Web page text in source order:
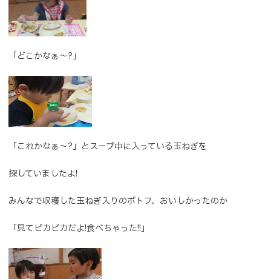
「どこかなぁ～?」
「これかなぁ～?」とスープ中に入っている玉ねぎを
探していましたよ!
みんなで収穫した玉ねぎ入りのポトフ、おいしかったのか
「見てピカピカだよ!食べちゃった!!」